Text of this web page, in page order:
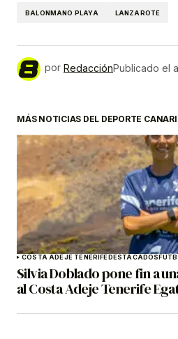
BALONMANO PLAYA LANZAROTE
por RedacciónPublicado el
MÁS NOTICIAS DEL DEPORTE
COSTA ADEJE TENERIFE DESTACADOS
Silvia Doblado pone fin a
al Costa Adeje Tenerife